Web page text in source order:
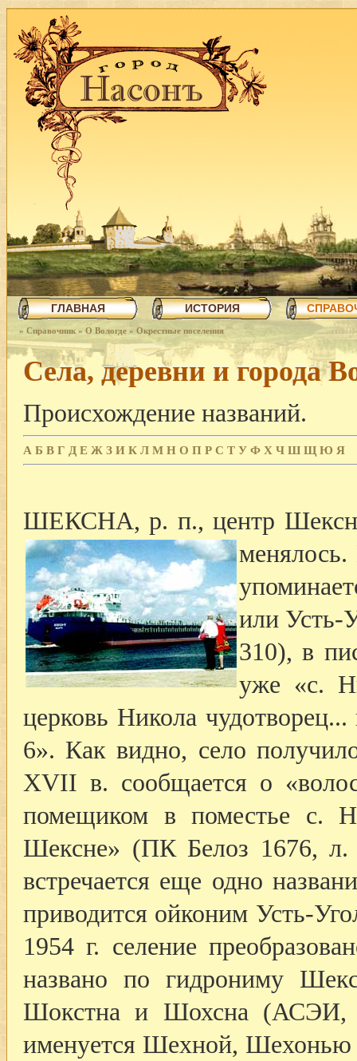
ГЛАВНАЯ ИСТОРИЯ
» Справочник » О Вологде » Окрестные поселения
Села, деревни и города
Происхождение названий.
А Б В Г Д Е Ж З И К Л М Н О П Р С Т У Ф Х Ч Ш Щ Ю Я
ШЕКСНА, р. п., центр
или
310), в
уже «с.
церковь Никола
6». Как видно, село
XVII в. сообщается о
помещиком в поместье с.
Шексне» (ПК Белоз 1676,
встречается еще одно
приводится ойконим Усть-
1954 г. селение
названо по гидрониму
Шокстна и Шохсна
именуется Шехной, Шехонью